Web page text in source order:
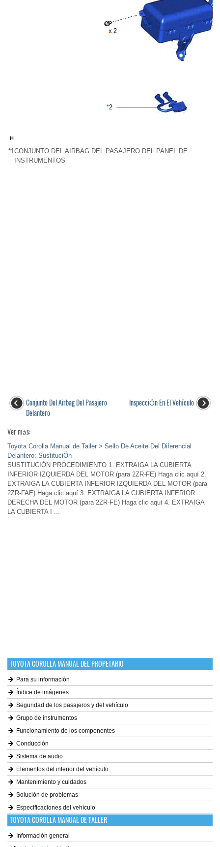
*1CONJUNTO DEL AIRBAG DEL PASAJERO DEL PANEL DE
INSTRUMENTOS
Conjunto Del Airbag Del Pasajero
Delantero
InspecciÓn En El VehÍculo
Ver más:
Toyota Corolla Manual de Taller > Sello De Aceite Del Diferencial
Delantero: SustituciÓn
SUSTITUCIÓN PROCEDIMIENTO 1. EXTRAIGA LA CUBIERTA
INFERIOR IZQUIERDA DEL MOTOR (para 2ZR-FE) Haga clic aquí 2.
EXTRAIGA LA CUBIERTA INFERIOR IZQUIERDA DEL MOTOR (para
2ZR-FAE) Haga clic aquí 3. EXTRAIGA LA CUBIERTA INFERIOR
DERECHA DEL MOTOR (para 2ZR-FE) Haga clic aquí 4. EXTRAIGA
LA CUBIERTA I ...
TOYOTA COROLLA MANUAL DEL PROPETARIO
Para su información
Índice de imágenes
Seguridad de los pasajeros y del vehículo
Grupo de instrumentos
Funcionamiento de los componentes
Conducción
Sistema de audio
Elementos del interior del vehículo
Mantenimiento y cuidados
Solución de problemas
Especificaciones del vehículo
TOYOTA COROLLA MANUAL DE TALLER
Información general